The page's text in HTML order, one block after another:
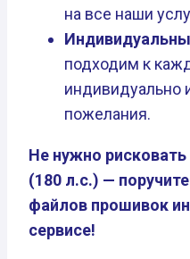
на все наши
подходим к
индивидуально
пожелания.
Не нужно
(180 л.с.) —
файлов прошивок
сервисе!